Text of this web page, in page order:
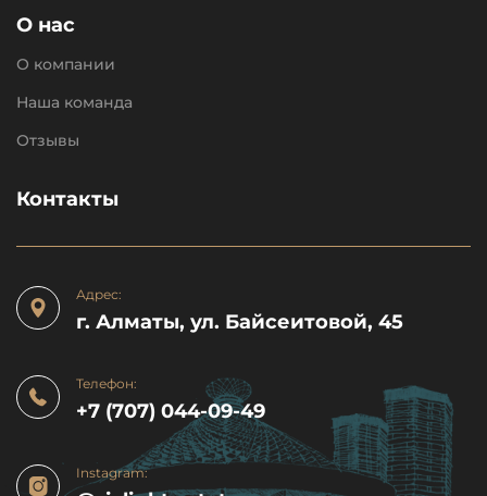
О нас
О компании
Наша команда
Отзывы
Контакты
Адрес:
г. Алматы, ул. Байсеитовой, 45
Телефон:
+7 (707) 044-09-49
Instagram: